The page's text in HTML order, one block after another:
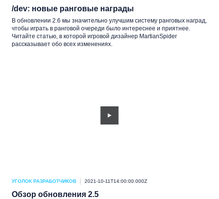
/dev: новые ранговые награды
В обновлении 2.6 мы значительно улучшим систему ранговых наград,
чтобы играть в ранговой очереди было интереснее и приятнее.
Читайте статью, в которой игровой дизайнер MartianSpider
рассказывает обо всех изменениях.
УГОЛОК РАЗРАБОТЧИКОВ 2021-10-11T14:00:00.000Z
Обзор обновления 2.5